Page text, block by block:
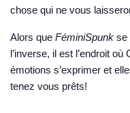
chose qui ne vous
Alors que FéminiSpunk se
l’inverse, il est l’endroit
émotions s’exprimer et
tenez vous prêts!